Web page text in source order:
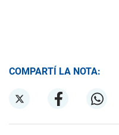
COMPARTÍ LA NOTA: